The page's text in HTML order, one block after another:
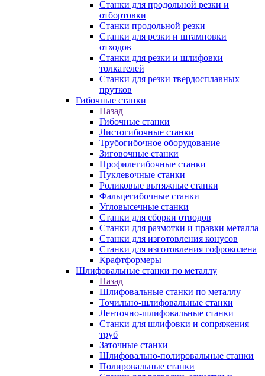
Станки для продольной резки и
отбортовки
Станки продольной резки
Станки для резки и штамповки
отходов
Станки для резки и шлифовки
толкателей
Станки для резки твердосплавных
прутков
Гибочные станки
Назад
Гибочные станки
Листогибочные станки
Трубогибочное оборудование
Зиговочные станки
Профилегибочные станки
Пуклевочные станки
Роликовые вытяжные станки
Фальцегибочные станки
Угловысечные станки
Станки для сборки отводов
Станки для размотки и правки металла
Станки для изготовления конусов
Станки для изготовления гофроколена
Крафтформеры
Шлифовальные станки по металлу
Назад
Шлифовальные станки по металлу
Точильно-шлифовальные станки
Ленточно-шлифовальные станки
Станки для шлифовки и сопряжения
труб
Заточные станки
Шлифовально-полировальные станки
Полировальные станки